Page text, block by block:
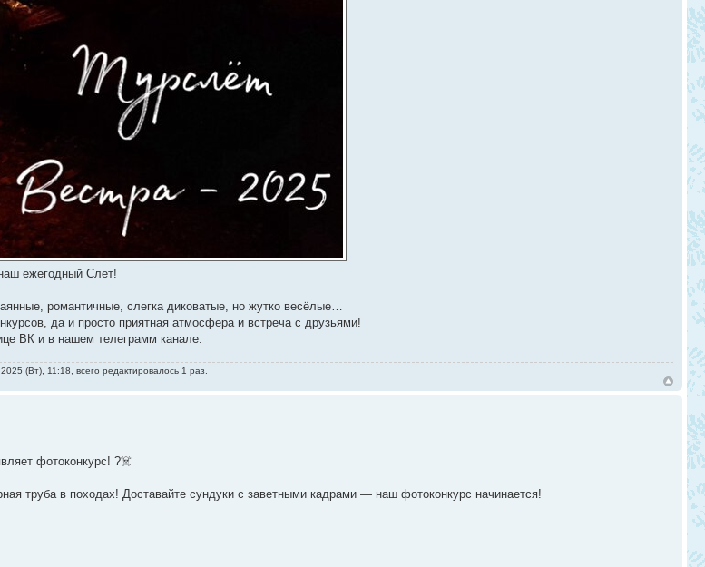
ежегодный Слет!
романтичные, слегка диковатые, но жутко весёлые…
да и просто приятная атмосфера и встреча с друзьями!
ВК и в нашем телеграмм канале.
(Вт), 11:18, всего редактировалось 1 раз.
фотоконкурс! ?‍☠️
труба в походах! Доставайте сундуки с заветными кадрами — наш фотоконкурс начинается!